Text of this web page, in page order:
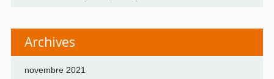
Archives
novembre 2021